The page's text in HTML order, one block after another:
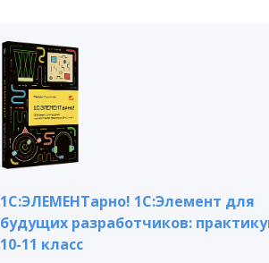
1С:ЭЛЕМЕНТарно! 1С:Элемент для
будущих разработчиков:
10-11 класс